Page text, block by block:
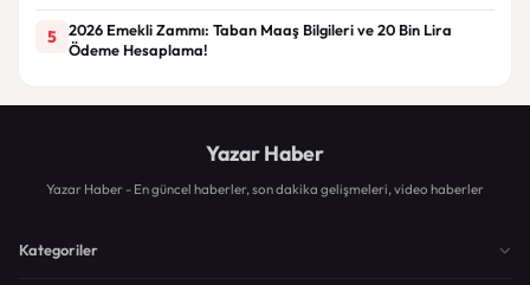
5
2026 Emekli Zammı: Taban Maaş Bilgileri ve 20 Bin Lira
Ödeme Hesaplama!
Yazar Haber
Yazar Haber - En güncel haberler, son dakika gelişmeleri, video haberler
Kategoriler